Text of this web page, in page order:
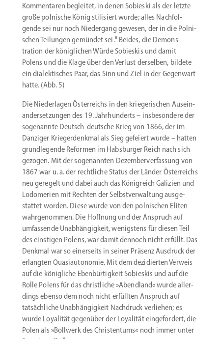
Kommen­taren begleitet, in denen Sobieski als der letzte
große polnische König stili­siert wurde; alles Nachfol­
gende sei nur noch Niedergang gewesen, der in die Polni­
schen Teilungen gemündet sei.⁸ Beides, die Demons­
tration der könig­lichen Würde Sobieskis und damit
Polens und die Klage über den Verlust derselben, bildete
ein dialek­ti­sches Paar, das Sinn und Ziel in der Gegenwart
hatte. (Abb. 5)
Die Nieder­lagen Öster­reichs in den kriege­ri­schen Ausein­
an­der­set­zungen des 19. Jahrhun­derts – insbe­sondere der
sogenannte Deutsch-deutsche Krieg von 1866, der im
Danziger Krieger­denkmal als Sieg gefeiert wurde – hatten
grund­le­gende Reformen im Habsburger Reich nach sich
gezogen. Mit der sogenannten Dezem­ber­ver­fassung von
1867 war u. a. der recht­liche Status der Länder Öster­reichs
neu geregelt und dabei auch das König­reich Galizien und
Lodomerien mit Rechten der Selbst­ver­waltung ausge­
stattet worden. Diese wurde von den polni­schen Eliten
wahrge­nommen. Die Hoffnung und der Anspruch auf
umfas­sende Unabhän­gigkeit, wenigstens für diesen Teil
des einstigen Polens, war damit dennoch nicht erfüllt. Das
Denkmal war so einer­seits in seiner Präsenz Ausdruck der
erlangten Quasi­au­to­nomie. Mit dem dezidierten Verweis
auf die könig­liche Ebenbür­tigkeit Sobieskis und auf die
Rolle Polens für das christ­liche »Abendland« wurde aller­
dings ebenso dem noch nicht erfüllten Anspruch auf
tatsäch­liche Unabhän­gigkeit Nachdruck verliehen; es
wurde Loyalität gegenüber der Loyalität einge­fordert, die
Polen als »Bollwerk des Chris­tentums« noch immer unter